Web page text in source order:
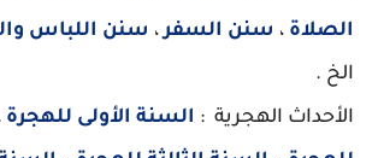
الصلاة ، سنن السفر، سنن اللباس
الخ .
الأحداث الهجرية : السنة الأولى للهجرة